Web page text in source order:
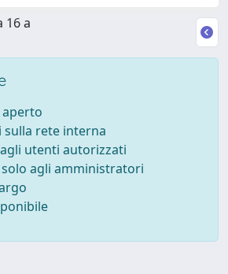
16 a
aperto
rete interna
utenti autorizzati
agli amministratori